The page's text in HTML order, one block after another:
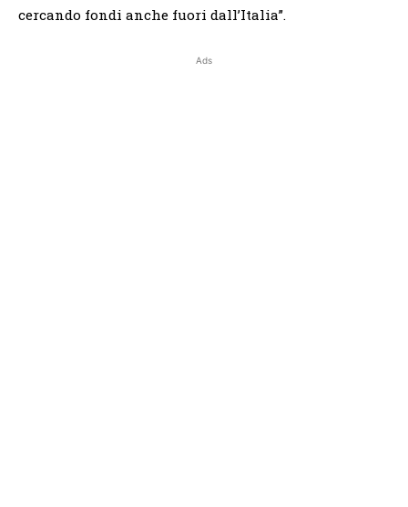
cercando fondi anche fuori dall’Italia”.
Ads